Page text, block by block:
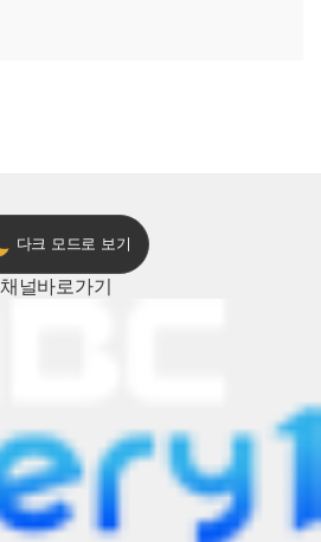
다크 모드로 보기
채널바로가기